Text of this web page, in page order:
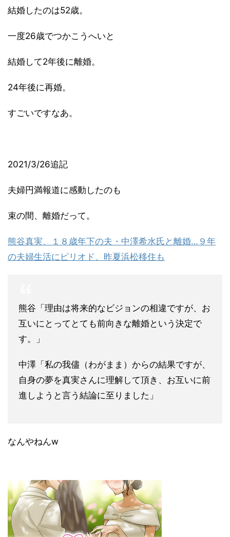
結婚したのは52歳。
一度26歳でつかこうへいと
結婚して2年後に離婚。
24年後に再婚。
すごいですなあ。
2021/3/26追記
夫婦円満報道に感動したのも
束の間、離婚だって。
熊谷真実、１８歳年下の夫・中澤希水氏と離婚…９年
の夫婦生活にピリオド、昨夏浜松移住も
熊谷「理由は将来的なビジョンの相違ですが、お
互いにとってとても前向きな離婚という決定で
す。」
中澤「私の我儘（わがまま）からの結果ですが、
自身の夢を真実さんに理解して頂き、お互いに前
進しようと言う結論に至りました」
なんやねんw